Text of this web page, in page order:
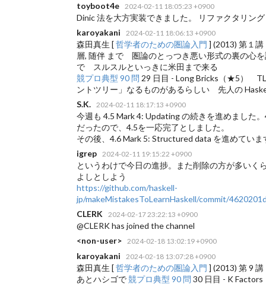
toyboot4e 2024-02-11 18:05:23 +0900
Dinic 法を大方実装できました。 リファクタリン
karoyakani
2024-02-11 18:06:13 +0900
森田真生 [哲学者のための圏論入門 ] (2013) 第１
層, 随伴 まで 圏論のとっつき悪い形式の裏の心
で スルスルといっきに米田まで来る
競プロ典型 90 問 29 日目 - Long Bricks（★5）
ントツリー」なるものがあるらしい 先人の
S.K.
2024-02-11 18:17:13 +0900
今週も 4.5 Mark 4: Updating の続きを進めました
だったので、4.5を一応完了としました。
その後、4.6 Mark 5: Structured data を進めてい
igrep
2024-02-11 19:15:22 +0900
というわけで今日の進捗。また削除の方が多いく
よしとしよう
https://github.com/haskell-
jp/makeMistakesToLearnHaskell/commit/
CLERK
2024-02-17 23:22:13 +0900
@CLERK has joined the channel
<non-user>
2024-02-18 13:02:19 +0900
karoyakani 2024-02-18 13:07:28 +0900
森田真生 [哲学者のための圏論入門 ] (2013) 第 9 講
あとハシゴで競プロ典型 90 問 30 日目 - K